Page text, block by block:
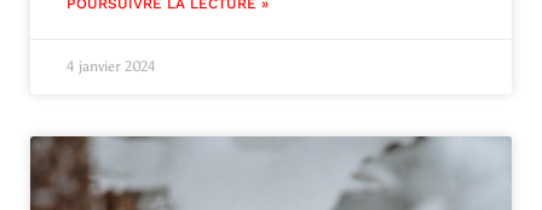
POURSUIVRE LA LECTURE »
4 janvier 2024